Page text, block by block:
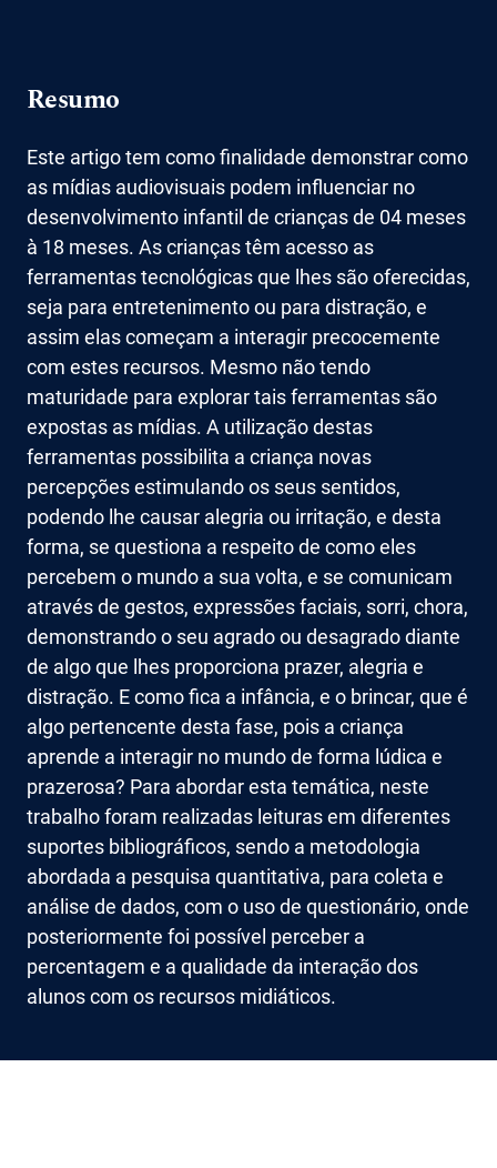
Resumo
Este artigo tem como finalidade demonstrar como
as mídias audiovisuais podem influenciar no
desenvolvimento infantil de crianças de 04 meses
à 18 meses. As crianças têm acesso as
ferramentas tecnológicas que lhes são oferecidas,
seja para entretenimento ou para distração, e
assim elas começam a interagir precocemente
com estes recursos. Mesmo não tendo
maturidade para explorar tais ferramentas são
expostas as mídias. A utilização destas
ferramentas possibilita a criança novas
percepções estimulando os seus sentidos,
podendo lhe causar alegria ou irritação, e desta
forma, se questiona a respeito de como eles
percebem o mundo a sua volta, e se comunicam
através de gestos, expressões faciais, sorri, chora,
demonstrando o seu agrado ou desagrado diante
de algo que lhes proporciona prazer, alegria e
distração. E como fica a infância, e o brincar, que é
algo pertencente desta fase, pois a criança
aprende a interagir no mundo de forma lúdica e
prazerosa? Para abordar esta temática, neste
trabalho foram realizadas leituras em diferentes
suportes bibliográficos, sendo a metodologia
abordada a pesquisa quantitativa, para coleta e
análise de dados, com o uso de questionário, onde
posteriormente foi possível perceber a
percentagem e a qualidade da interação dos
alunos com os recursos midiáticos.